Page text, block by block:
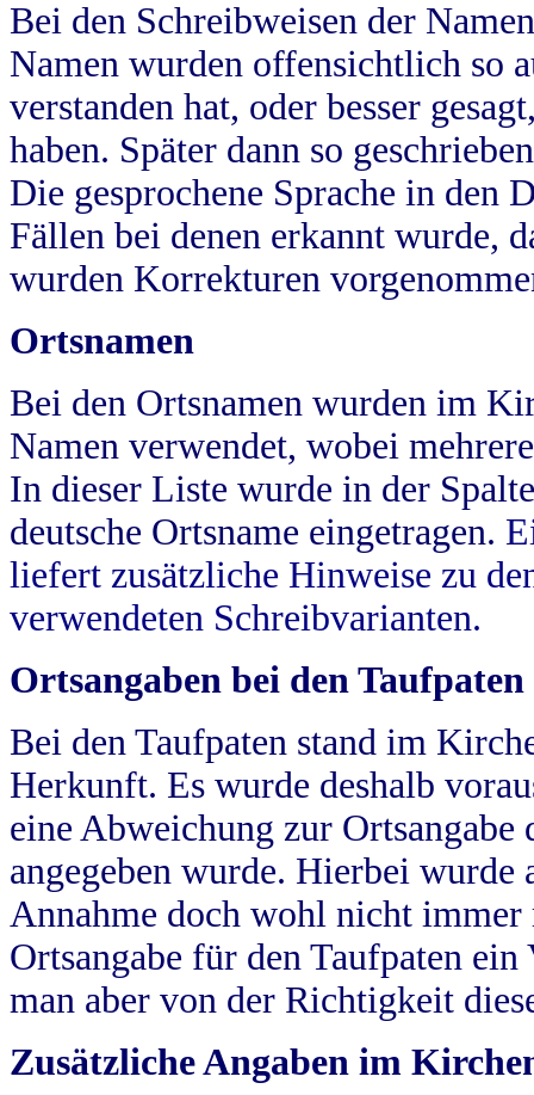
Bei den Schreibweisen der
Namen wurden offensichtlich so
verstanden hat, oder besser
haben. Später dann so
Die gesprochene Sprache in
Fällen bei denen erkannt wurde,
wurden Korrekturen
Ortsnamen
Bei den Ortsnamen wurden im
Namen verwendet, wobei
In dieser Liste wurde in der
deutsche Ortsname eingetragen.
liefert zusätzliche Hinweise zu
verwendeten Schreibvarianten.
Ortsangaben bei den Taufpaten
Bei den Taufpaten stand im
Herkunft. Es wurde deshalb
eine Abweichung zur
angegeben wurde. Hierbei wurde
Annahme doch wohl nicht
Ortsangabe für den Taufpaten
man aber von der Richtigkeit
Zusätzliche Angaben im